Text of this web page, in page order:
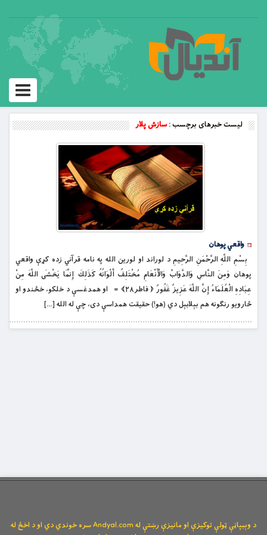
Toggle
لیست خبرهای برچسب :سازش پلار
واقعي پوهان
بِسْمِ اللَّهِ الرَّحْمَنِ الرَّحِيمِ د لوراند او لورین الله په نامه قرآني زده کړې واقعي
پوهان وَمِنَ النَّاسِ وَالدَّوَابِّ وَالْأَنْعَامِ مُخْتَلِفٌ أَلْوَانُهُ كَذَلِكَ إِنَّمَا يَخْشَى اللَّهَ مِنْ
عِبَادِهِ الْعُلَمَاءُ إِنَّ اللَّهَ عَزِيزٌ غَفُورٌ ﴿ فاطر۲۸﴾ = او همدغسې د خلکو، خځندو او
څارويو رنګونه هم بېلابېل دي (هو!) حقيقت همداسې دى، چې له الله […]
د وېبپاڼې ټولې توکیزې او مانیزې رښتې له Andyal.com سره خوندي دي او د اخځ له